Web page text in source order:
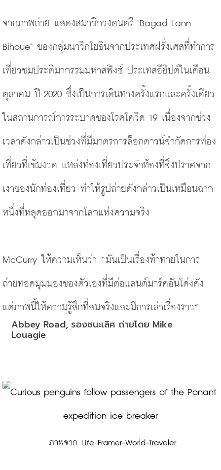
จากภาพถ่าย แสดงสมาชิกวงดนตรี "Bagad Lann
Bihoue" ของกลุ่มนาวิกโยธินจากประเทศฝรั่งเศสที่ทำการ
เที่ยวชมประติมากรรมมหาสฟิงซ์ ประเทสอียิปต์ในเดือน
ตุลาคม ปี 2020 ซึ่งเป็นการเดินทางครั้งแรกและครั้งเดียว
ในสถานการณ์การระบาดของโรคโควิด 19 เนื่องจากช่วง
เวลาดังกล่าวเป็นช่วงที่มีมาตรการล็อกดาวน์จำกัดการท่อง
เที่ยวที่เข้มงวด แหล่งท่องเที่ยวประจำท้องที่จึงปราศจาก
เงาของนักท่องเที่ยว ทำให้รูปถ่ายดังกล่าวเป็นเหมือนฉาก
หนึ่งที่หลุดออกมาจากโลกแห่งความจริง
McCurry ให้ความเห็นว่า “มันเป็นเรื่องท้าทายในการ
ถ่ายทอดมุมมองของตัวเองที่มีต่อแลนด์มาร์คอันโด่งดัง
แต่ภาพนี้ให้ความรู้สึกที่สมจริงและมีการเล่าเรื่องราว”
Abbey Road, รองชนะเลิศ ถ่ายโดย Mike
Louagie
ภาพจาก Life-Framer-World-Traveler